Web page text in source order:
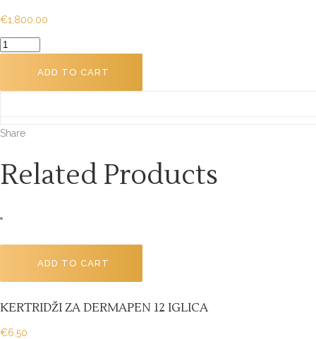
€1,800.00
KOZMETIČKI
G16-
quantity
ADD TO CART
Share
Related Products
ADD TO CART
KERTRIDŽI ZA DERMAPEN 12 IGLICA
€6.50